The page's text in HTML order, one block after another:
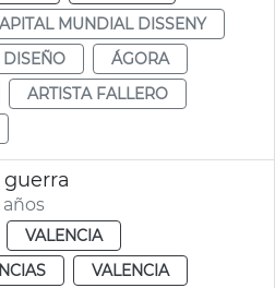
MUNDIAL DISSENY
ÁGORA
ARTISTA FALLERO
VALENCIA
VALENCIA